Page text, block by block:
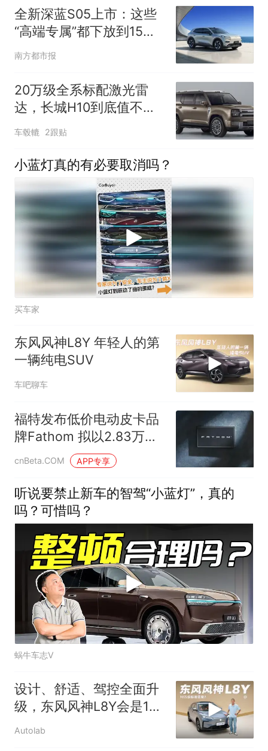
全新深蓝S05上市：这些
“高端专属”都下放到15万
元级？
南方都市报
20万级全系标配激光雷
达，长城H10到底值不
值？
车毂轆 2跟贴
小蓝灯真的有必要取消吗？
买车家
东风风神L8Y 年轻人的第
一辆纯电SUV
车吧聊车
福特发布低价电动皮卡品
牌Fathom 拟以2.83万美
元起售价正面迎战竞争对
cnBeta.COM APP专享
听说要禁止新车的智驾“小蓝灯”，真的
吗？可惜吗？
蜗牛车志V
设计、舒适、驾控全面升
级，东风风神L8Y会是10
万级下一匹黑马吗
Autolab